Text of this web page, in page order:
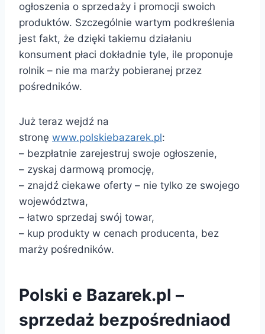
ogłoszenia o sprzedaży i promocji swoich
produktów. Szczególnie wartym podkreślenia
jest fakt, że dzięki takiemu działaniu
konsument płaci dokładnie tyle, ile proponuje
rolnik – nie ma marży pobieranej przez
pośredników.
Już teraz wejdź na
stronę www.polskiebazarek.pl:
– bezpłatnie zarejestruj swoje ogłoszenie,
– zyskaj darmową promocję,
– znajdź ciekawe oferty – nie tylko ze swojego
województwa,
– łatwo sprzedaj swój towar,
– kup produkty w cenach producenta, bez
marży pośredników.
Polski e Bazarek.pl –
sprzedaż bezpośredniaod